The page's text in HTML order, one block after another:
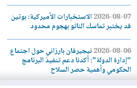
2026-08-07الاستخبارات الأميركية: بوتين
قد يختبر تماسك الناتو بهجوم محدود
2026-08-06نيجيرفان بارزاني حول اجتماع
"إدارة الدولة": أكدنا دعم تنفيذ البرنامج
الحكومي وأهمية حصر السلاح